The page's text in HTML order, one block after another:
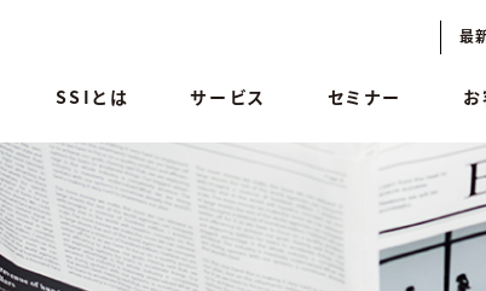
最
SSIとは サービス セミナー